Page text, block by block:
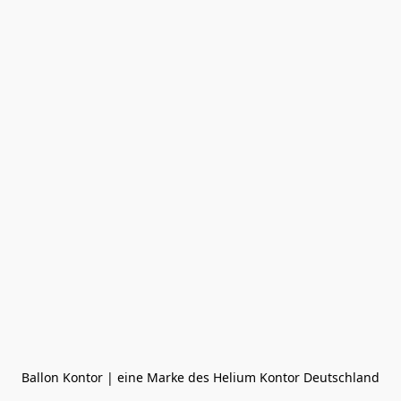
Ballon Kontor | eine Marke des Helium Kontor Deutschland